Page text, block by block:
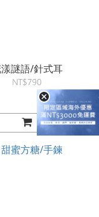
謎語/針式耳
NT$790